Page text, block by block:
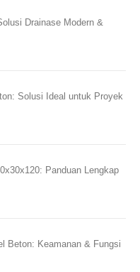
Drainase Modern &
Solusi Ideal untuk Proyek
Panduan Lengkap
Beton: Keamanan & Fungsi